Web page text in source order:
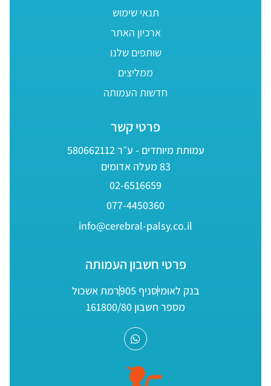
תנאי שימוש
ארכיון האתר
שותפים שלנו
ממליצים
חדשות העמותה
פרטי קשר
עמותת מיוחדים - ע״ר 580662112
83 מעלה אדומים
02-6516659
077-4450360
info@cerebral-palsy.co.il
פרטי חשבון העמותה
בנק לאומיסניף 905
רמת אשכול
מספר חשבון 161800/80